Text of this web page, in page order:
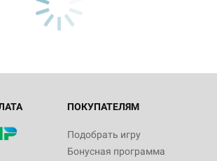
ПОКУПАТЕЛЯМ
Подобрать игру
Бонусная программа